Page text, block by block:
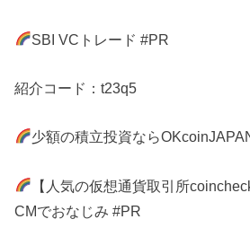
SBI VCトレード #PR
紹介コード：t23q5
少額の積立投資なら
【人気の仮想通貨取引所
CMでおなじみ #PR